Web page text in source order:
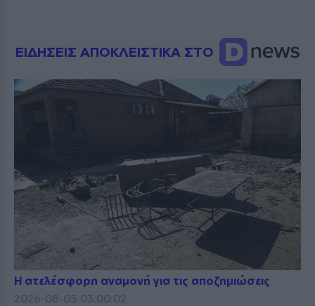
ΕΙΔΗΣΕΙΣ ΑΠΟΚΛΕΙΣΤΙΚΑ ΣΤΟ
Η ατελέσφορη αναμονή για τις αποζημιώσεις
2026-08-05 03:00:02